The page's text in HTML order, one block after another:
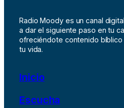
Radio Moody es un canal
a dar el siguiente paso en tu
ofreciéndote contenido
tu vida.
Inicio
Escucha